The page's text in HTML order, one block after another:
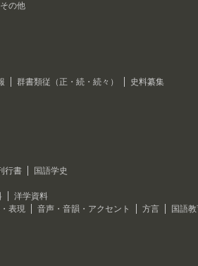
その他
群書類従（正・続・続々）
史料纂集
行書
国語学史
洋学資料
表現 音声・音韻・アクセント 方言
国語